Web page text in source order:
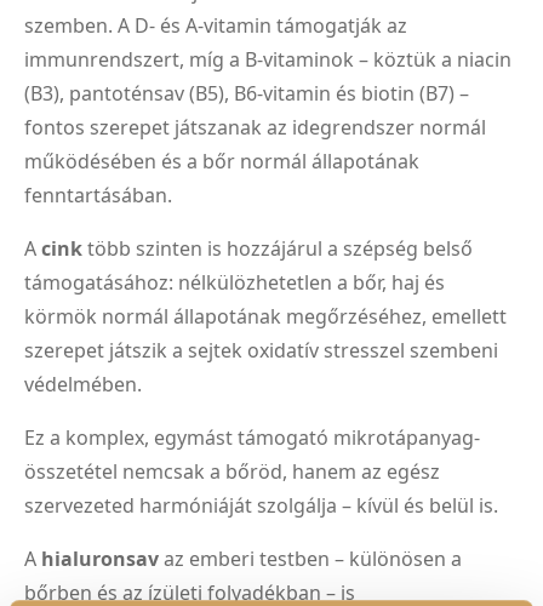
szemben. A D- és A-vitamin támogatják az
immunrendszert, míg a B-vitaminok – köztük a niacin
(B3), pantoténsav (B5), B6-vitamin és biotin (B7) –
fontos szerepet játszanak az idegrendszer normál
működésében és a bőr normál állapotának
fenntartásában.
Acinktöbb szinten is hozzájárul a szépség belső
támogatásához: nélkülözhetetlen a bőr, haj és
körmök normál állapotának megőrzéséhez, emellett
szerepet játszik a sejtek oxidatív stresszel szembeni
védelmében.
Ez a komplex, egymást támogató mikrotápanyag-
összetétel nemcsak a bőröd, hanem az egész
szervezeted harmóniáját szolgálja – kívül és belül is.
A hialuronsavaz emberi testben – különösen a
bőrben és az ízületi folyadékban – is